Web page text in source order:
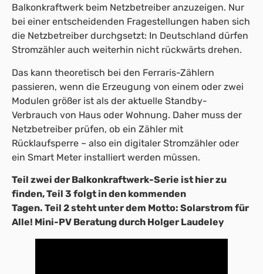
Balkonkraftwerk beim Netzbetreiber anzuzeigen. Nur
bei einer entscheidenden Fragestellungen haben sich
die Netzbetreiber durchgsetzt: In Deutschland dürfen
Stromzähler auch weiterhin nicht rückwärts drehen.
Das kann theoretisch bei den Ferraris-Zählern
passieren, wenn die Erzeugung von einem oder zwei
Modulen größer ist als der aktuelle Standby-
Verbrauch von Haus oder Wohnung. Daher muss der
Netzbetreiber prüfen, ob ein Zähler mit
Rücklaufsperre – also ein digitaler Stromzähler oder
ein Smart Meter installiert werden müssen.
Teil zwei der Balkonkraftwerk-Serie ist hier zu
finden, Teil 3 folgt in den kommenden
Tagen. Teil 2 steht unter dem Motto: Solarstrom für
Alle! Mini-PV Beratung durch Holger Laudeley